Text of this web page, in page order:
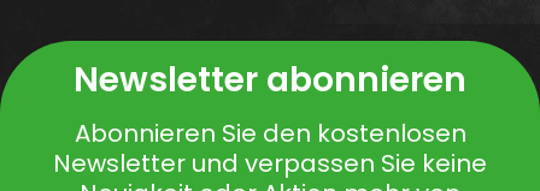
Newsletter abonnieren
Abonnieren Sie den kostenlosen
Newsletter und verpassen Sie keine